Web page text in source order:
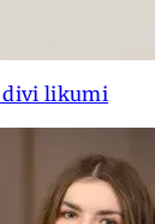
divi likumi